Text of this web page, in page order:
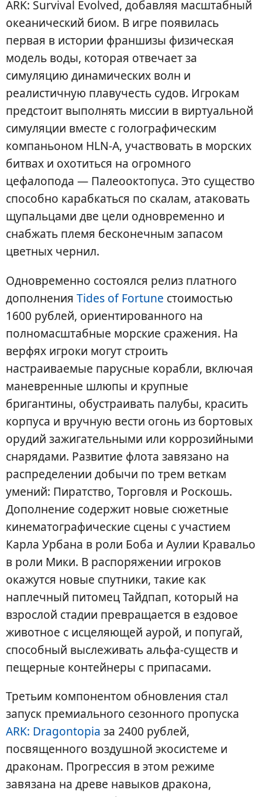
ARK: Survival Evolved, добавляя масштабный
океанический биом. В игре появилась
первая в истории франшизы физическая
модель воды, которая отвечает за
симуляцию динамических волн и
реалистичную плавучесть судов. Игрокам
предстоит выполнять миссии в виртуальной
симуляции вместе с голографическим
компаньоном HLN-A, участвовать в морских
битвах и охотиться на огромного
цефалопода — Палеооктопуса. Это существо
способно карабкаться по скалам, атаковать
щупальцами две цели одновременно и
снабжать племя бесконечным запасом
цветных чернил.
Одновременно состоялся релиз платного
дополнения Tides of Fortune стоимостью
1600 рублей, ориентированного на
полномасштабные морские сражения. На
верфях игроки могут строить
настраиваемые парусные корабли, включая
маневренные шлюпы и крупные
бригантины, обустраивать палубы, красить
корпуса и вручную вести огонь из бортовых
орудий зажигательными или коррозийными
снарядами. Развитие флота завязано на
распределении добычи по трем веткам
умений: Пиратство, Торговля и Роскошь.
Дополнение содержит новые сюжетные
кинематографические сцены с участием
Карла Урбана в роли Боба и Аулии Кравальо
в роли Мики. В распоряжении игроков
окажутся новые спутники, такие как
наплечный питомец Тайдпап, который на
взрослой стадии превращается в ездовое
животное с исцеляющей аурой, и попугай,
способный выслеживать альфа-существ и
пещерные контейнеры с припасами.
Третьим компонентом обновления стал
запуск премиального сезонного пропуска
ARK: Dragontopia за 2400 рублей,
посвященного воздушной экосистеме и
драконам. Прогрессия в этом режиме
завязана на древе навыков дракона,